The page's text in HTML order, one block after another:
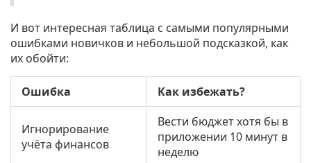
И вот интересная таблица с самыми популярными
ошибками новичков и небольшой подсказкой, как
их обойти:
Ошибка Как избежать?
Игнорирование
учёта финансов
Вести бюджет хотя бы в
приложении 10 минут в
неделю